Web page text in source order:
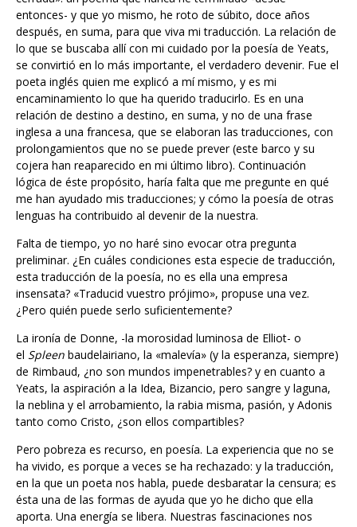
después, en suma, para que viva mi traducción. La relación de
lo que se buscaba allí con mi cuidado por la poesía de Yeats,
se convirtió en lo más importante, el verdadero devenir. Fue el
poeta inglés quien me explicó a mí mismo, y es mi
encaminamiento lo que ha querido traducirlo. Es en una
relación de destino a destino, en suma, y no de una frase
inglesa a una francesa, que se elaboran las traducciones, con
prolongamientos que no se puede prever (este barco y su
cojera han reaparecido en mi último libro). Continuación
lógica de éste propósito, haría falta que me pregunte en qué
me han ayudado mis traducciones; y cómo la poesía de otras
lenguas ha contribuido al devenir de la nuestra.
Falta de tiempo, yo no haré sino evocar otra pregunta
preliminar. ¿En cuáles condiciones esta especie de traducción,
esta traducción de la poesía, no es ella una empresa
insensata? «Traducid vuestro prójimo», propuse una vez.
¿Pero quién puede serlo suficientemente?
La ironía de Donne, -la morosidad luminosa de Elliot- o
el Spleenbaudelairiano, la «malevía» (y la esperanza, siempre)
de Rimbaud, ¿no son mundos impenetrables? y en cuanto a
Yeats, la aspiración a la Idea, Bizancio, pero sangre y laguna,
la neblina y el arrobamiento, la rabia misma, pasión, y Adonis
tanto como Cristo, ¿son ellos compartibles?
Pero pobreza es recurso, en poesía. La experiencia que no se
ha vivido, es porque a veces se ha rechazado: y la traducción,
en la que un poeta nos habla, puede desbaratar la censura; es
ésta una de las formas de ayuda que yo he dicho que ella
aporta. Una energía se libera. Nuestras fascinaciones nos
habrán guiado. Pero que no se siga sino a ellas, con toda